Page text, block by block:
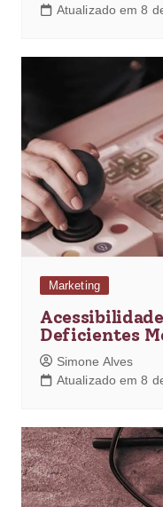
Atualizado em 8
Marketing
Deficientes
Simone Alves
Atualizado em 8